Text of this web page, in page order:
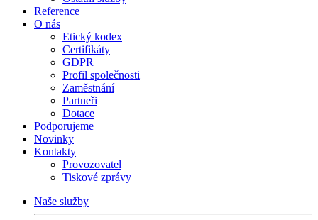
Reference
O nás
Etický kodex
Certifikáty
GDPR
Profil společnosti
Zaměstnání
Partneři
Dotace
Podporujeme
Novinky
Kontakty
Provozovatel
Tiskové zprávy
Naše služby